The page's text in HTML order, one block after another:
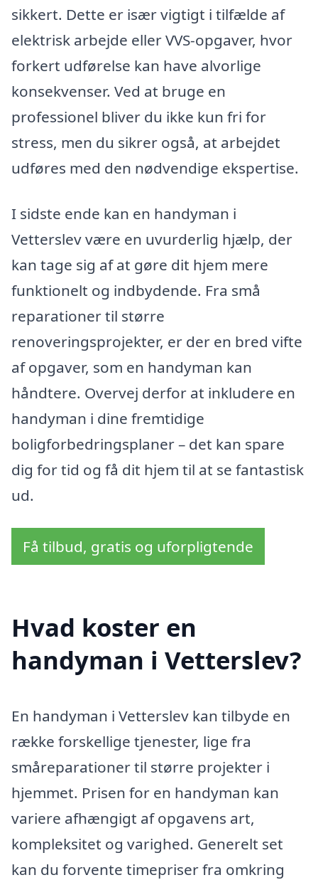
sikkert. Dette er især vigtigt i tilfælde af
elektrisk arbejde eller VVS-opgaver, hvor
forkert udførelse kan have alvorlige
konsekvenser. Ved at bruge en
professionel bliver du ikke kun fri for
stress, men du sikrer også, at arbejdet
udføres med den nødvendige ekspertise.
I sidste ende kan en handyman i
Vetterslev være en uvurderlig hjælp, der
kan tage sig af at gøre dit hjem mere
funktionelt og indbydende. Fra små
reparationer til større
renoveringsprojekter, er der en bred vifte
af opgaver, som en handyman kan
håndtere. Overvej derfor at inkludere en
handyman i dine fremtidige
boligforbedringsplaner – det kan spare
dig for tid og få dit hjem til at se fantastisk
ud.
Få tilbud, gratis og uforpligtende
Hvad koster en
handyman i Vetterslev?
En handyman i Vetterslev kan tilbyde en
række forskellige tjenester, lige fra
småreparationer til større projekter i
hjemmet. Prisen for en handyman kan
variere afhængigt af opgavens art,
kompleksitet og varighed. Generelt set
kan du forvente timepriser fra omkring